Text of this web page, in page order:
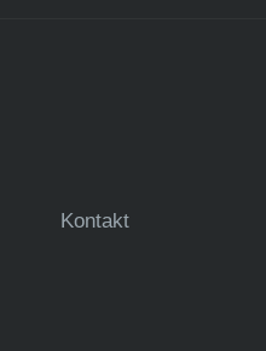
Kontakt